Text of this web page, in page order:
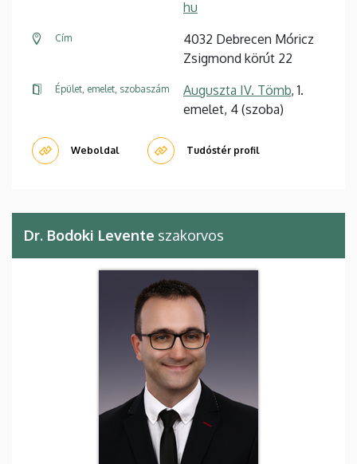
hu
Cím
4032 Debrecen Móricz
Zsigmond körút 22
Épület, emelet, szobaszám Auguszta IV. Tömb, 1.
emelet, 4 (szoba)
Weboldal Tudóstér profil
Dr. Bodoki Levente szakorvos